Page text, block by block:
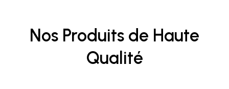
Nos Produits de Haute
Qualité